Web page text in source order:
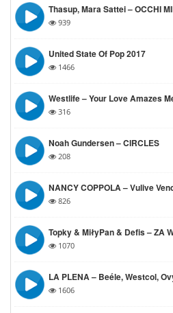
Thasup, Mara Sattei – OCCHI
939
United State Of Pop 2017
1466
Westlife – Your Love Amazes
316
Noah Gundersen – CIRCLES
208
NANCY COPPOLA – Vulive
826
Topky & MiłyPan & Defis – ZA
1070
LA PLENA – Beéle, Westcol,
1606